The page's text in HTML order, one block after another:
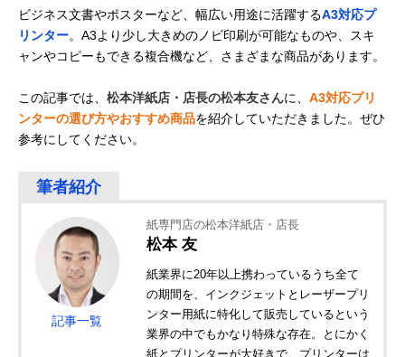
ビジネス文書やポスターなど、幅広い用途に活躍するA3対応プ
リンター。A3より少し大きめのノビ印刷が可能なものや、スキ
ャンやコピーもできる複合機など、さまざまな商品があります。
この記事では、 松本洋紙店・店長の松本友さんに、 A3対応プリ
ンターの選び方やおすすめ商品を紹介していただきました。ぜひ
参考にしてください。
記事一覧
紙専門店の松本洋紙店・店長
松本 友
紙業界に20年以上携わっているうち全て
の期間を、インクジェットとレーザープリ
ンター用紙に特化して販売しているという
業界の中でもかなり特殊な存在。とにかく
紙とプリンターが大好きで、プリンターは